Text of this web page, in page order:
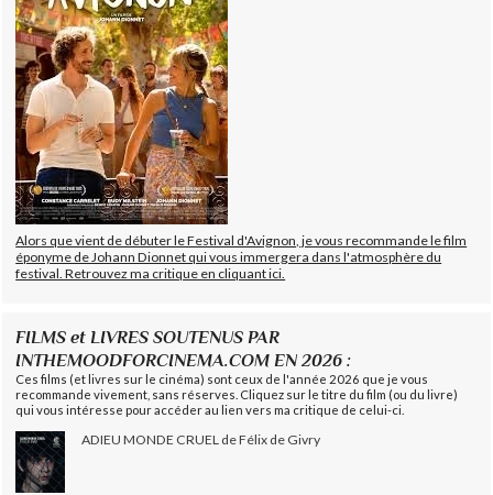
Alors que vient de débuter le Festival d'Avignon, je vous recommande le film
éponyme de Johann Dionnet qui vous immergera dans l'atmosphère du
festival. Retrouvez ma critique en cliquant ici.
FILMS et LIVRES SOUTENUS PAR
INTHEMOODFORCINEMA.COM EN 2026 :
Ces films (et livres sur le cinéma) sont ceux de l'année 2026 que je vous
recommande vivement, sans réserves. Cliquez sur le titre du film (ou du livre)
qui vous intéresse pour accéder au lien vers ma critique de celui-ci.
ADIEU MONDE CRUEL de Félix de Givry